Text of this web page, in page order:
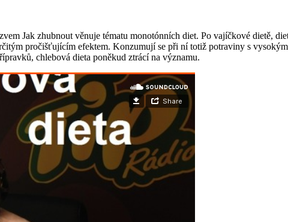
Jak zhubnout věnuje tématu monotónních diet. Po vajíčkové dietě,
pročišťujícím efektem. Konzumují se při ní totiž potraviny s
chlebová dieta poněkud ztrácí na významu.